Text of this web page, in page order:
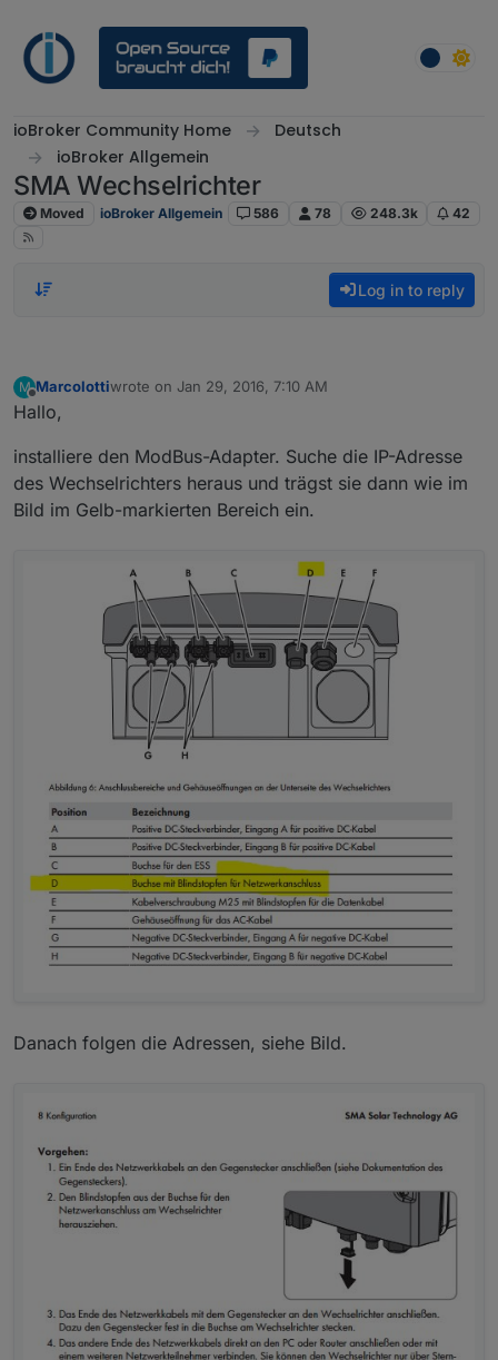
ioBroker Community Home
Deutsch
ioBroker Allgemein
SMA Wechselrichter
Moved ioBroker Allgemein 586 78 248.3k 42
Log in to reply
M
Offline
Marcolottiwrote on Jan 29, 2016, 7:10 AM
last edited by
Hallo,
installiere den ModBus-Adapter. Suche die IP-Adresse
des Wechselrichters heraus und trägst sie dann wie im
Bild im Gelb-markierten Bereich ein.
Danach folgen die Adressen, siehe Bild.